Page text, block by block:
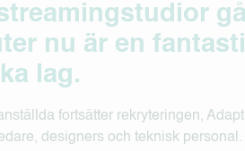
nu är en
lag.
fortsätter rekryteringen,
designers och teknisk personal.